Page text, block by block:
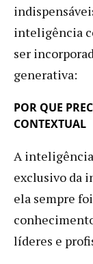
inteligência
ser
generativa:
POR QUE
CONTEXTUAL
A
exclusivo da
ela sempre
líderes e